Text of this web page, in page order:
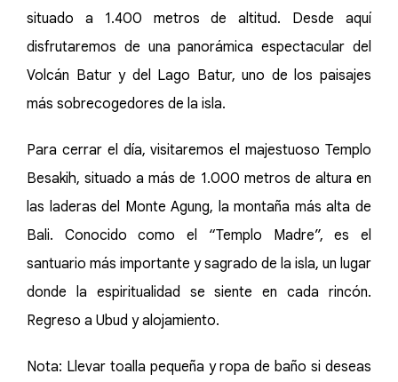
situado a 1.400 metros de altitud. Desde aquí
disfrutaremos de una panorámica espectacular del
Volcán Batur y del Lago Batur, uno de los paisajes
más sobrecogedores de la isla.
Para cerrar el día, visitaremos el majestuoso Templo
Besakih, situado a más de 1.000 metros de altura en
las laderas del Monte Agung, la montaña más alta de
Bali. Conocido como el “Templo Madre”, es el
santuario más importante y sagrado de la isla, un lugar
donde la espiritualidad se siente en cada rincón.
Regreso a Ubud y alojamiento.
Nota: Llevar toalla pequeña y ropa de baño si deseas